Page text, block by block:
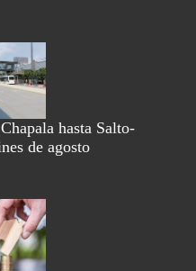
hasta Salto-
de agosto